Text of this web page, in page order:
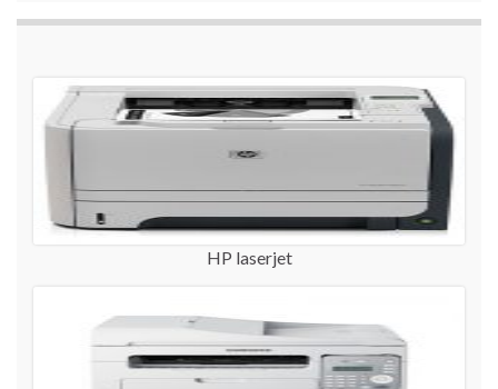
HP laserjet